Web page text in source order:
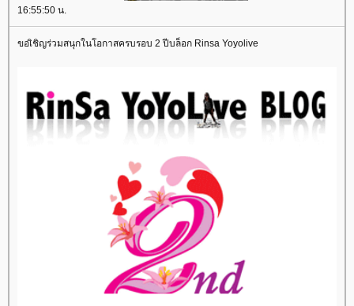
16:55:50 น.
ขอเิชิญร่วมสนุกในโอกาสครบรอบ 2 ปีบล็อก Rinsa Yoyolive